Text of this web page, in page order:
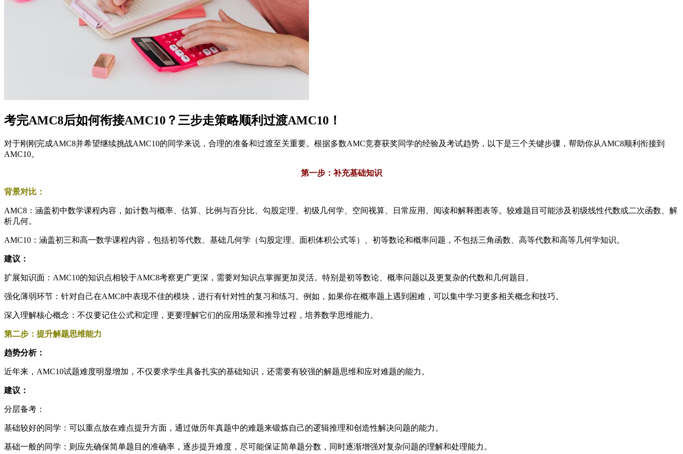
考完AMC8后如何衔接AMC10？三步走策略顺利过渡AMC10！
对于刚刚完成AMC8并希望继续挑战AMC10的同学来说，合理的准备和过渡至关重要。根据多数AMC竞赛获奖同学的经验及考试趋势，以下是三个关键步骤，帮助你从AMC8顺利衔接到
AMC10。
第一步：补充基础知识
背景对比：
AMC8：涵盖初中数学课程内容，如计数与概率、估算、比例与百分比、勾股定理、初级几何学、空间视算、日常应用、阅读和解释图表等。较难题目可能涉及初级线性代数或二次函数、解
析几何。
AMC10：涵盖初三和高一数学课程内容，包括初等代数、基础几何学（勾股定理、面积体积公式等）、初等数论和概率问题，不包括三角函数、高等代数和高等几何学知识。
建议：
扩展知识面：AMC10的知识点相较于AMC8考察更广更深，需要对知识点掌握更加灵活。特别是初等数论、概率问题以及更复杂的代数和几何题目。
强化薄弱环节：针对自己在AMC8中表现不佳的模块，进行有针对性的复习和练习。例如，如果你在概率题上遇到困难，可以集中学习更多相关概念和技巧。
深入理解核心概念：不仅要记住公式和定理，更要理解它们的应用场景和推导过程，培养数学思维能力。
第二步：提升解题思维能力
趋势分析：
近年来，AMC10试题难度明显增加，不仅要求学生具备扎实的基础知识，还需要有较强的解题思维和应对难题的能力。
建议：
分层备考：
基础较好的同学：可以重点放在难点提升方面，通过做历年真题中的难题来锻炼自己的逻辑推理和创造性解决问题的能力。
基础一般的同学：则应先确保简单题目的准确率，逐步提升难度，尽可能保证简单题分数，同时逐渐增强对复杂问题的理解和处理能力。